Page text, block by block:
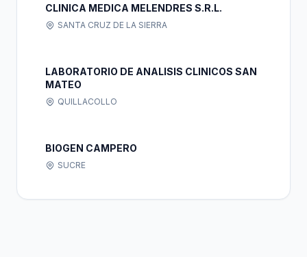
CLINICA MEDICA MELENDRES S.R.L.
SANTA CRUZ DE LA SIERRA
LABORATORIO DE ANALISIS CLINICOS SAN
MATEO
QUILLACOLLO
BIOGEN CAMPERO
SUCRE